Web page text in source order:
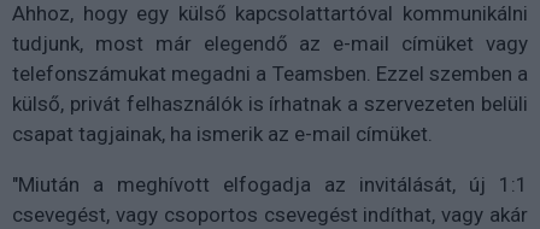
Ahhoz, hogy egy külső kapcsolattartóval kommunikálni
tudjunk, most már elegendő az e-mail címüket vagy
telefonszámukat megadni a Teamsben. Ezzel szemben a
külső, privát felhasználók is írhatnak a szervezeten belüli
csapat tagjainak, ha ismerik az e-mail címüket.
"Miután a meghívott elfogadja az invitálását, új 1:1
csevegést, vagy csoportos csevegést indíthat, vagy akár